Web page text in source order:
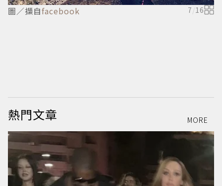
圖／擷自facebook 7/16
熱門文章 MORE